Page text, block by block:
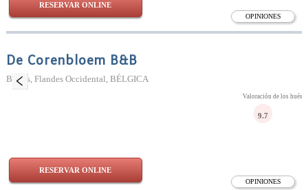
OPINIONES
RESERVAR ONLINE
De Corenbloem B&B
Brujas, Flandes Occidental, BÉLGICA
OPINIONES
Valoración de los
9.7
RESERVAR ONLINE